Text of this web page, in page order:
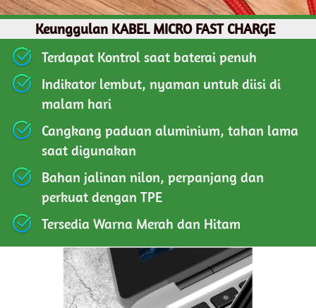
Keunggulan KABEL MICRO FAST CHARGE
Terdapat Kontrol saat baterai penuh
Indikator lembut, nyaman untuk diisi di
malam hari
Cangkang paduan aluminium, tahan lama
saat digunakan
Bahan jalinan nilon, perpanjang dan
perkuat dengan TPE
Tersedia Warna Merah dan Hitam